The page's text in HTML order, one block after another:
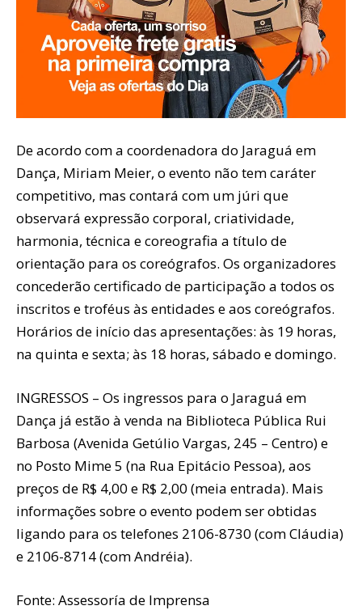
De acordo com a coordenadora do Jaraguá em
Dança, Miriam Meier, o evento não tem caráter
competitivo, mas contará com um júri que
observará expressão corporal, criatividade,
harmonia, técnica e coreografia a título de
orientação para os coreógrafos. Os organizadores
concederão certificado de participação a todos os
inscritos e troféus às entidades e aos coreógrafos.
Horários de início das apresentações: às 19 horas,
na quinta e sexta; às 18 horas, sábado e domingo.
INGRESSOS – Os ingressos para o Jaraguá em
Dança já estão à venda na Biblioteca Pública Rui
Barbosa (Avenida Getúlio Vargas, 245 – Centro) e
no Posto Mime 5 (na Rua Epitácio Pessoa), aos
preços de R$ 4,00 e R$ 2,00 (meia entrada). Mais
informações sobre o evento podem ser obtidas
ligando para os telefones 2106-8730 (com Cláudia)
e 2106-8714 (com Andréia).
Fonte: Assessoría de Imprensa